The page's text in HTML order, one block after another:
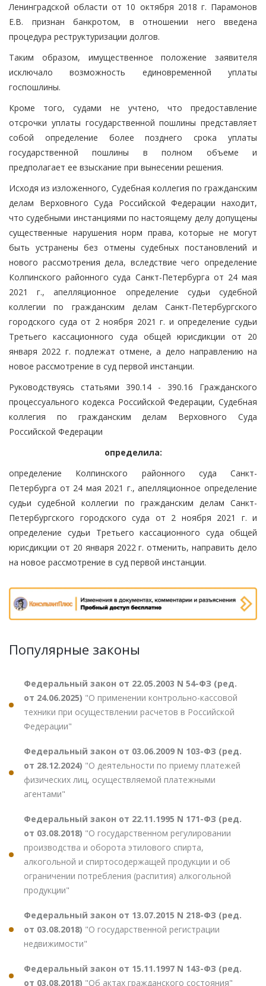
Ленинградской области от 10 октября 2018 г. Парамонов
Е.В. признан банкротом, в отношении него введена
процедура реструктуризации долгов.
Таким образом, имущественное положение заявителя
исключало возможность единовременной уплаты
госпошлины.
Кроме того, судами не учтено, что предоставление
отсрочки уплаты государственной пошлины представляет
собой определение более позднего срока уплаты
государственной пошлины в полном объеме и
предполагает ее взыскание при вынесении решения.
Исходя из изложенного, Судебная коллегия по гражданским
делам Верховного Суда Российской Федерации находит,
что судебными инстанциями по настоящему делу допущены
существенные нарушения норм права, которые не могут
быть устранены без отмены судебных постановлений и
нового рассмотрения дела, вследствие чего определение
Колпинского районного суда Санкт-Петербурга от 24 мая
2021 г., апелляционное определение судьи судебной
коллегии по гражданским делам Санкт-Петербургского
городского суда от 2 ноября 2021 г. и определение судьи
Третьего кассационного суда общей юрисдикции от 20
января 2022 г. подлежат отмене, а дело направлению на
новое рассмотрение в суд первой инстанции.
Руководствуясь статьями 390.14 - 390.16 Гражданского
процессуального кодекса Российской Федерации, Судебная
коллегия по гражданским делам Верховного Суда
Российской Федерации
определила:
определение Колпинского районного суда Санкт-
Петербурга от 24 мая 2021 г., апелляционное определение
судьи судебной коллегии по гражданским делам Санкт-
Петербургского городского суда от 2 ноября 2021 г. и
определение судьи Третьего кассационного суда общей
юрисдикции от 20 января 2022 г. отменить, направить дело
на новое рассмотрение в суд первой инстанции.
Популярные законы
Федеральный закон от 22.05.2003 N 54-ФЗ (ред.
от 24.06.2025) "О применении контрольно-кассовой
техники при осуществлении расчетов в Российской
Федерации"
Федеральный закон от 03.06.2009 N 103-ФЗ (ред.
от 28.12.2024) "О деятельности по приему платежей
физических лиц, осуществляемой платежными
агентами"
Федеральный закон от 22.11.1995 N 171-ФЗ (ред.
от 03.08.2018) "О государственном регулировании
производства и оборота этилового спирта,
алкогольной и спиртосодержащей продукции и об
ограничении потребления (распития) алкогольной
продукции"
Федеральный закон от 13.07.2015 N 218-ФЗ (ред.
от 03.08.2018) "О государственной регистрации
недвижимости"
Федеральный закон от 15.11.1997 N 143-ФЗ (ред.
от 03.08.2018) "Об актах гражданского состояния"